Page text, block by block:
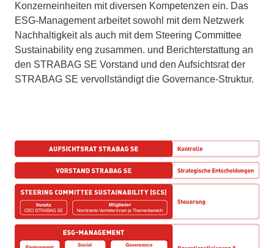
Konzerneinheiten mit diversen Kompetenzen ein. Das
ESG-Management arbeitet sowohl mit dem Netzwerk
Nachhaltigkeit als auch mit dem Steering Committee
Sustainability eng zusammen. und Berichterstattung an
den STRABAG SE Vorstand und den Aufsichtsrat der
STRABAG SE vervollständigt die Governance-Struktur.